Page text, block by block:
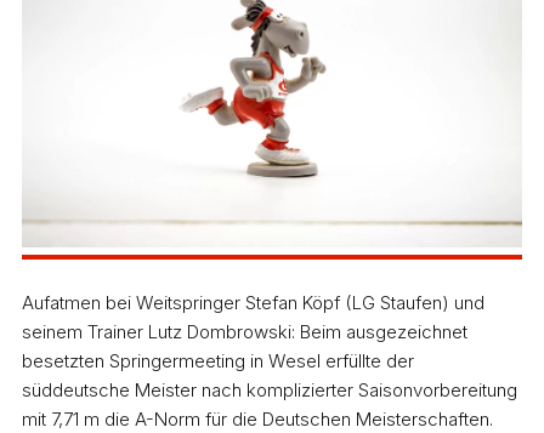
Aufatmen bei Weitspringer Stefan Köpf (LG Staufen) und
seinem Trainer Lutz Dombrowski: Beim ausgezeichnet
besetzten Springermeeting in Wesel erfüllte der
süddeutsche Meister nach komplizierter Saisonvorbereitung
mit 7,71 m die A-Norm für die Deutschen Meisterschaften.